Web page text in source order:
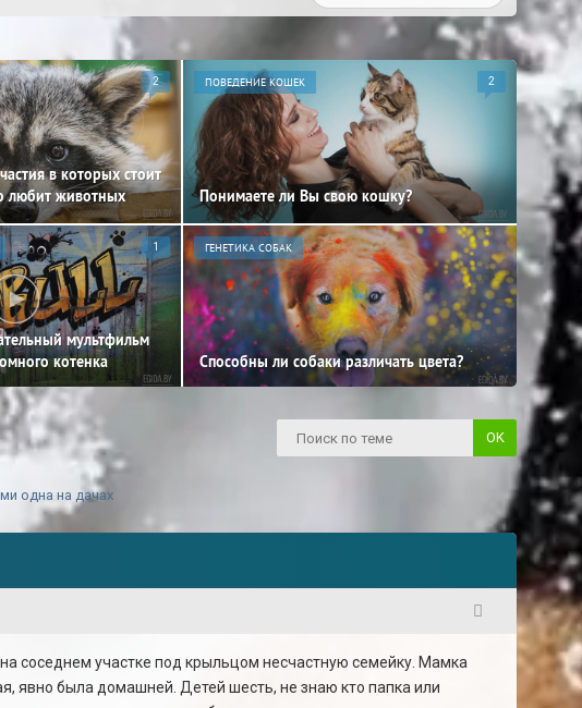
2
в которых стоит
любит животных
ПОВЕДЕНИЕ КОШЕК 2
Понимаете ли Вы свою кошку?
1
мультфильм
котенка
ГЕНЕТИКА СОБАК
Способны ли собаки различать цвета?
одна на дачах
соседнем участке под крыльцом несчастную семейку. Мамка
явно была домашней. Детей шесть, не знаю кто папка или